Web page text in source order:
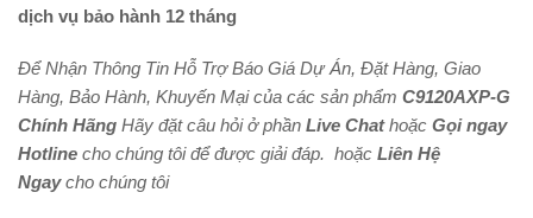
dịch vụ bảo hành 12 tháng
Để Nhận Thông Tin Hỗ Trợ Báo Giá Dự Án, Đặt Hàng, Giao
Hàng, Bảo Hành, Khuyến Mại của các sản phẩm C9120AXP-G
Chính Hãng Hãy đặt câu hỏi ở phần Live Chathoặc Gọi ngay
Hotline cho chúng tôi để được giải đáp. hoặc Liên Hệ
Ngaycho chúng tôi